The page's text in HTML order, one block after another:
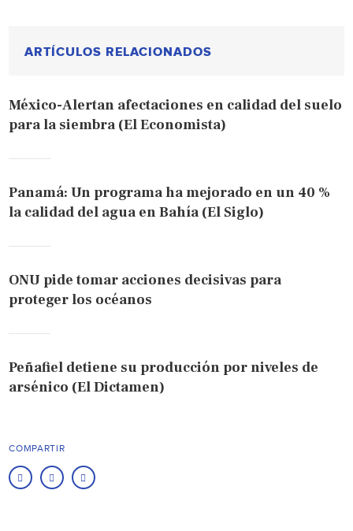
ARTÍCULOS RELACIONADOS
México-Alertan afectaciones en calidad del suelo
para la siembra (El Economista)
Panamá: Un programa ha mejorado en un 40 %
la calidad del agua en Bahía (El Siglo)
ONU pide tomar acciones decisivas para
proteger los océanos
Peñafiel detiene su producción por niveles de
arsénico (El Dictamen)
COMPARTIR